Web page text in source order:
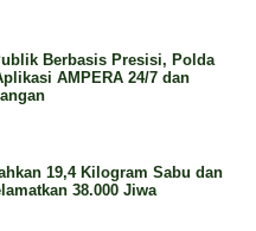
Berbasis Presisi, Polda
AMPERA 24/7 dan
19,4 Kilogram Sabu dan
38.000 Jiwa